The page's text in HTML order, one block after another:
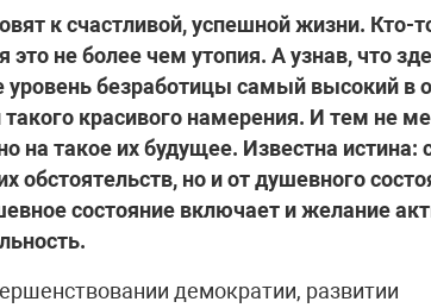
к счастливой, успешной жизни. Кто-
не более чем утопия. А узнав, что
уровень безработицы самый высокий в
красивого намерения. И тем не
на такое их будущее. Известна истина:
обстоятельств, но и от душевного
состояние включает и желание
демократии, развитии